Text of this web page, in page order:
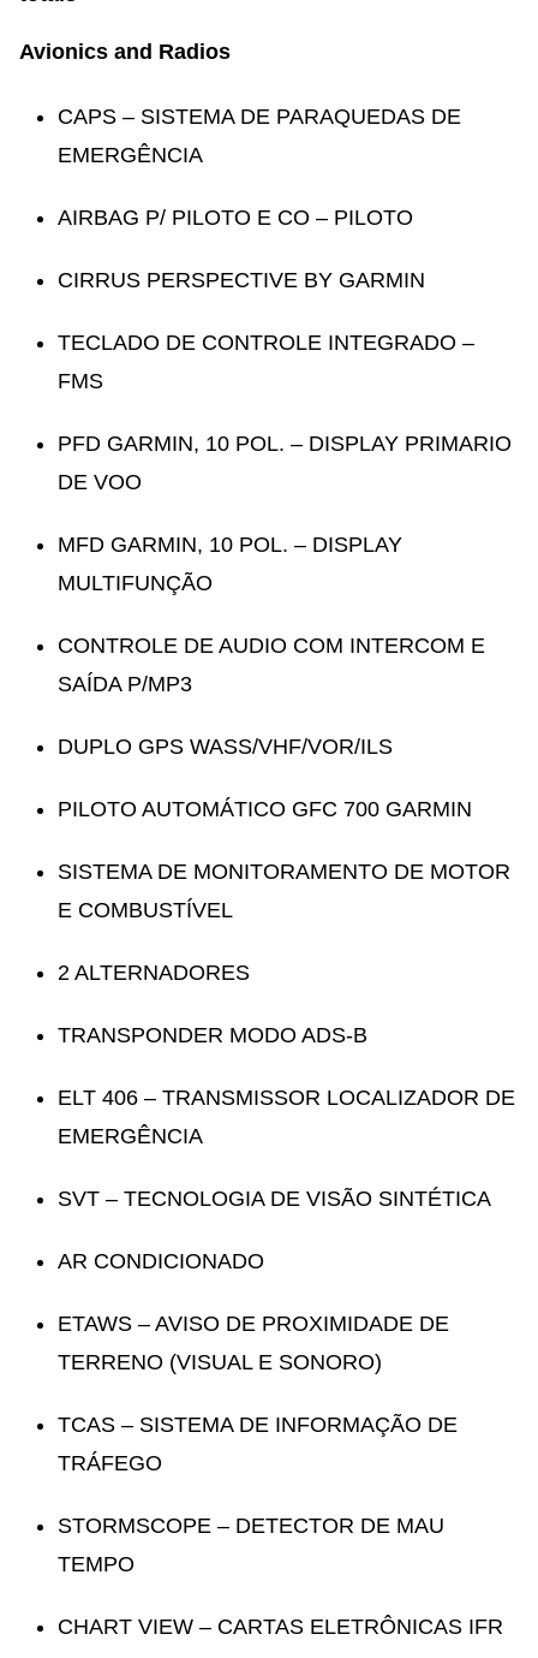
Avionics and Radios
CAPS – SISTEMA DE PARAQUEDAS DE
EMERGÊNCIA
AIRBAG P/ PILOTO E CO – PILOTO
CIRRUS PERSPECTIVE BY GARMIN
TECLADO DE CONTROLE INTEGRADO –
FMS
PFD GARMIN, 10 POL. – DISPLAY PRIMARIO
DE VOO
MFD GARMIN, 10 POL. – DISPLAY
MULTIFUNÇÃO
CONTROLE DE AUDIO COM INTERCOM E
SAÍDA P/MP3
DUPLO GPS WASS/VHF/VOR/ILS
PILOTO AUTOMÁTICO GFC 700 GARMIN
SISTEMA DE MONITORAMENTO DE MOTOR
E COMBUSTÍVEL
2 ALTERNADORES
TRANSPONDER MODO ADS-B
ELT 406 – TRANSMISSOR LOCALIZADOR DE
EMERGÊNCIA
SVT – TECNOLOGIA DE VISÃO SINTÉTICA
AR CONDICIONADO
ETAWS – AVISO DE PROXIMIDADE DE
TERRENO (VISUAL E SONORO)
TCAS – SISTEMA DE INFORMAÇÃO DE
TRÁFEGO
STORMSCOPE – DETECTOR DE MAU
TEMPO
CHART VIEW – CARTAS ELETRÔNICAS IFR